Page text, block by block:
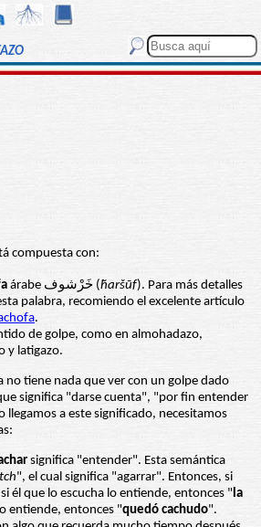
compuesta con:
árabe خَرْشوف (ḫaršūf). Para más detalles
palabra, recomiendo el excelente artículo
.
de golpe, como en almohadazo,
y latigazo.
no tiene nada que ver con un golpe dado
significa "darse cuenta", "por fin entender
llegamos a este significado, necesitamos
significa "entender". Esta semántica
", el cual significa "agarrar". Entonces, si
él que lo escucha lo entiende, entonces "la
entiende, entonces "quedó cachudo".